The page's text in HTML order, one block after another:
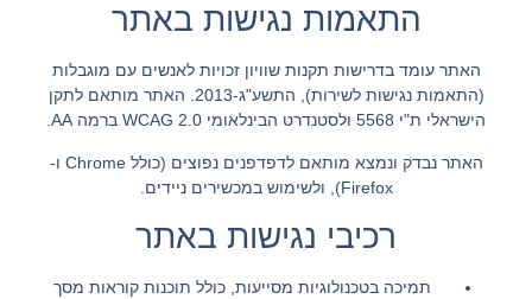
התאמות נגישות באתר
האתר עומד בדרישות תקנות שוויון זכויות לאנשים עם מוגבלות
(התאמות נגישות לשירות), התשע"ג-2013. האתר מותאם לתקן
הישראלי ת"י 5568 ולסטנדרט הבינלאומי WCAG 2.0 ברמה AA.
האתר נבדק ונמצא מותאם לדפדפנים נפוצים (כולל Chrome ו-
Firefox), ולשימוש במכשירים ניידים.
רכיבי נגישות באתר
תמיכה בטכנולוגיות מסייעות, כולל תוכנות קוראות מסך